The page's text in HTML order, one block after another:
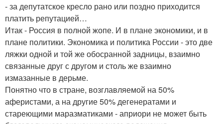
- за депутатское кресло рано или поздно приходится
платить репутацией…
Итак - Россия в полной жопе. И в плане экономики, и в
плане политики. Экономика и политика России - это две
ляжки одной и той же обосранной задницы, взаимно
связанные друг с другом и столь же взаимно
измазанные в дерьме.
Понятно что в стране, возглавляемой на 50%
аферистами, а на другие 50% дегенератами и
стареющими маразматиками - априори не может быть